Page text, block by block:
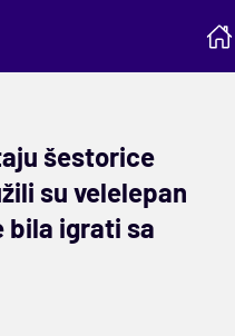
šestorice
su velelepan
bila igrati sa